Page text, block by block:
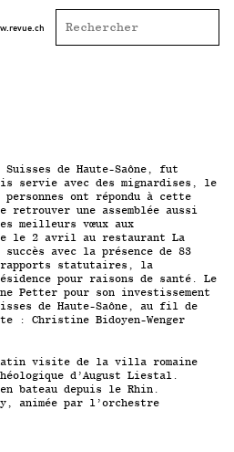
de Haute-Saône, fut
servie avec des mignardises, le
ont répondu à cette
une assemblée aussi
meilleurs vœux aux
le 2 avril au restaurant La
avec la présence de 83
rapports statutaires, la
pour raisons de santé. Le
Petter pour son investissement
de Haute-Saône, au fil de
: Christine Bidoyen-Wenger
visite de la villa romaine
d’August Liestal.
bateau depuis le Rhin.
animée par l’orchestre